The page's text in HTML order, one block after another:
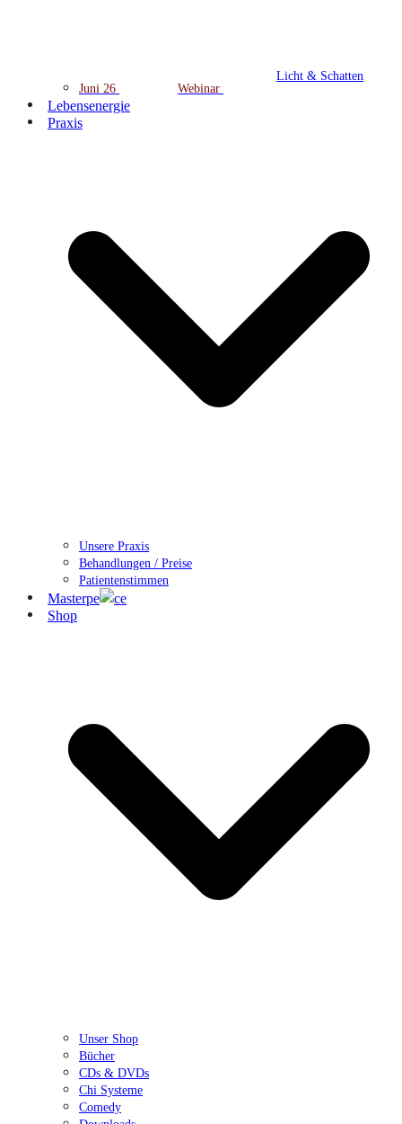
Juni 26 Webinar
Licht & Schatten
Lebensenergie
Praxis
Unsere Praxis
Behandlungen / Preise
Patientenstimmen
Masterpe
ce
Shop
Unser Shop
Bücher
CDs & DVDs
Chi Systeme
Comedy